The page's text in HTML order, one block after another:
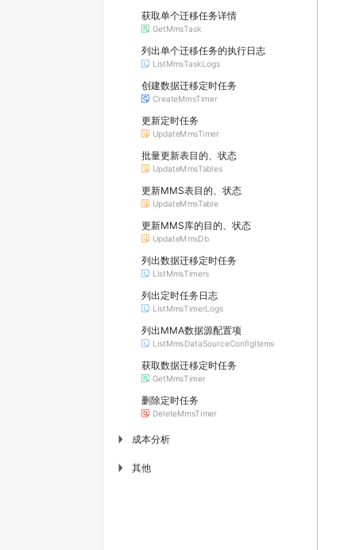
获取单个迁移任务详情
GetMmsTask
列出单个迁移任务的执行日志
ListMmsTaskLogs
创建数据迁移定时任务
CreateMmsTimer
更新定时任务
UpdateMmsTimer
批量更新表目的、状态
UpdateMmsTables
更新MMS表目的、状态
UpdateMmsTable
更新MMS库的目的、状态
UpdateMmsDb
列出数据迁移定时任务
ListMmsTimers
列出定时任务日志
ListMmsTimerLogs
列出MMA数据源配置项
ListMmsDataSourceConfigItems
获取数据迁移定时任务
GetMmsTimer
删除定时任务
DeleteMmsTimer
▶ 成本分析
▶ 其他